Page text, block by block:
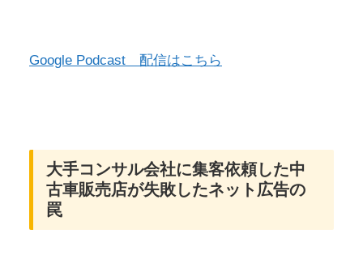
Google Podcast 配信はこちら
大手コンサル会社に集客依頼した中
古車販売店が失敗したネット広告の
罠